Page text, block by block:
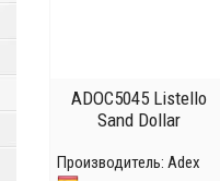
ADOC5045 Listello
Sand Dollar
Производитель: Adex